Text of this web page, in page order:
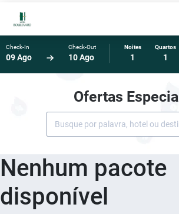
Check-In
09 Ago
Check-Out
10 Ago
Noites
1
Quartos
1
Ofertas
Nenhum pacote
disponível